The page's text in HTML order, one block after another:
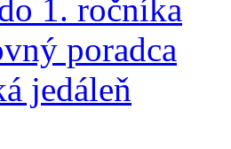
1. ročníka
poradca
jedáleň